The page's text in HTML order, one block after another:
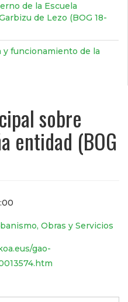
de la Escuela
de Lezo (BOG 18-
y funcionamiento de la
sobre
entidad (BOG
Obras y Servicios
gao-